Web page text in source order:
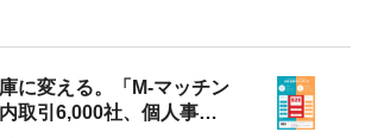
に変える。「M-マッチン
取引6,000社、個人事業